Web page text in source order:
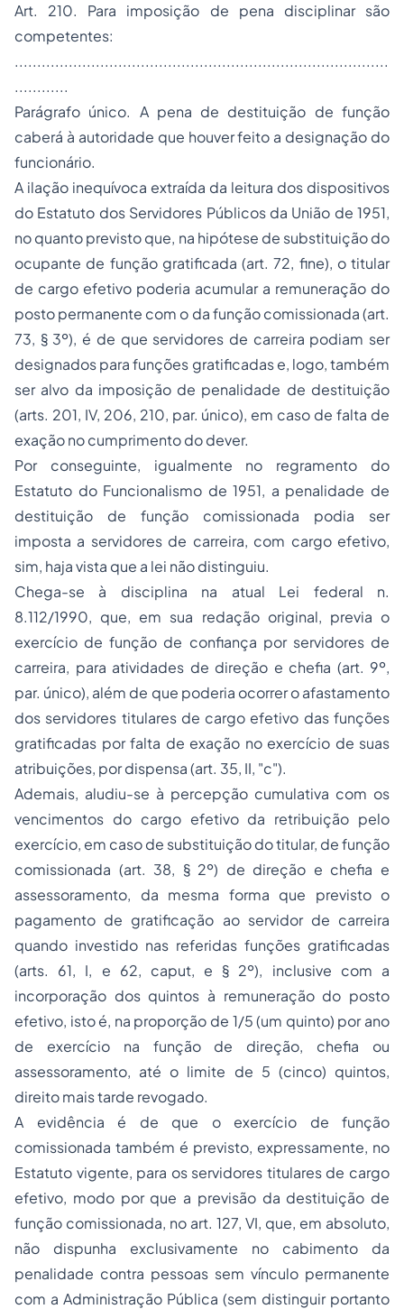
Art. 210. Para imposição de pena disciplinar são
competentes:
...................................................................................
............
Parágrafo único. A pena de destituição de função
caberá à autoridade que houver feito a designação do
funcionário.
A ilação inequívoca extraída da leitura dos dispositivos
do Estatuto dos Servidores Públicos da União de 1951,
no quanto previsto que, na hipótese de substituição do
ocupante de função gratificada (art. 72, fine), o titular
de cargo efetivo poderia acumular a remuneração do
posto permanente com o da função comissionada (art.
73, § 3º), é de que servidores de carreira podiam ser
designados para funções gratificadas e, logo, também
ser alvo da imposição de penalidade de destituição
(arts. 201, IV, 206, 210, par. único), em caso de falta de
exação no cumprimento do dever.
Por conseguinte, igualmente no regramento do
Estatuto do Funcionalismo de 1951, a penalidade de
destituição de função comissionada podia ser
imposta a servidores de carreira, com cargo efetivo,
sim, haja vista que a lei não distinguiu.
Chega-se à disciplina na atual Lei federal n.
8.112/1990, que, em sua redação original, previa o
exercício de função de confiança por servidores de
carreira, para atividades de direção e chefia (art. 9º,
par. único), além de que poderia ocorrer o afastamento
dos servidores titulares de cargo efetivo das funções
gratificadas por falta de exação no exercício de suas
atribuições, por dispensa (art. 35, II, "c").
Ademais, aludiu-se à percepção cumulativa com os
vencimentos do cargo efetivo da retribuição pelo
exercício, em caso de substituição do titular, de função
comissionada (art. 38, § 2º) de direção e chefia e
assessoramento, da mesma forma que previsto o
pagamento de gratificação ao servidor de carreira
quando investido nas referidas funções gratificadas
(arts. 61, I, e 62, caput, e § 2º), inclusive com a
incorporação dos quintos à remuneração do posto
efetivo, isto é, na proporção de 1/5 (um quinto) por ano
de exercício na função de direção, chefia ou
assessoramento, até o limite de 5 (cinco) quintos,
direito mais tarde revogado.
A evidência é de que o exercício de função
comissionada também é previsto, expressamente, no
Estatuto vigente, para os servidores titulares de cargo
efetivo, modo por que a previsão da destituição de
função comissionada, no art. 127, VI, que, em absoluto,
não dispunha exclusivamente no cabimento da
penalidade contra pessoas sem vínculo permanente
com a Administração Pública (sem distinguir portanto